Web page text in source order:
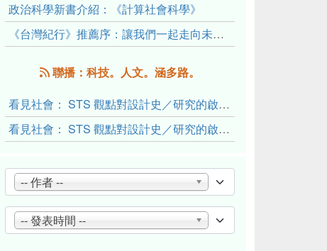
政治科學新書介紹：《計算社會科學》
《台灣紀行》推薦序：讓我們一起走向未來文明的備忘錄
聯播：科技。人文。涵多路。
看見社會： STS 觀點對設計史／研究的啟發與反思（下）
看見社會： STS 觀點對設計史／研究的啟發與反思（上）
-- 作者 --
-- 發表時間 --